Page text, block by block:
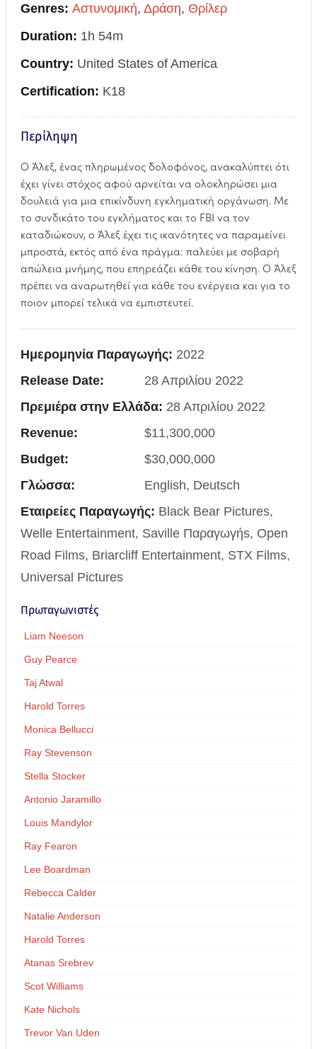
Genres: Αστυνομική, Δράση, Θρίλερ
Duration: 1h 54m
Country: United States of America
Certification: K18
Περίληψη
Ο Άλεξ, ένας πληρωμένος δολοφόνος, ανακαλύπτει ότι
έχει γίνει στόχος αφού αρνείται να ολοκληρώσει μια
δουλειά για μια επικίνδυνη εγκληματική οργάνωση. Με
το συνδικάτο του εγκλήματος και το FBI να τον
καταδιώκουν, ο Άλεξ έχει τις ικανότητες να παραμείνει
μπροστά, εκτός από ένα πράγμα: παλεύει με σοβαρή
απώλεια μνήμης, που επηρεάζει κάθε του κίνηση. Ο Άλεξ
πρέπει να αναρωτηθεί για κάθε του ενέργεια και για το
ποιον μπορεί τελικά να εμπιστευτεί.
Ημερομηνία Παραγωγής: 2022
Release Date:
28 Απριλίου 2022
Πρεμιέρα στην Ελλάδα: 28 Απριλίου 2022
Revenue:
$11,300,000
Budget:
$30,000,000
Γλώσσα:
English, Deutsch
Εταιρείες Παραγωγής: Black Bear Pictures,
Welle Entertainment, Saville Παραγωγήs, Open
Road Films, Briarcliff Entertainment, STX Films,
Universal Pictures
Πρωταγωνιστές
Liam Neeson
Guy Pearce
Taj Atwal
Harold Torres
Monica Bellucci
Ray Stevenson
Stella Stocker
Antonio Jaramillo
Louis Mandylor
Ray Fearon
Lee Boardman
Rebecca Calder
Natalie Anderson
Harold Torres
Atanas Srebrev
Scot Williams
Kate Nichols
Trevor Van Uden